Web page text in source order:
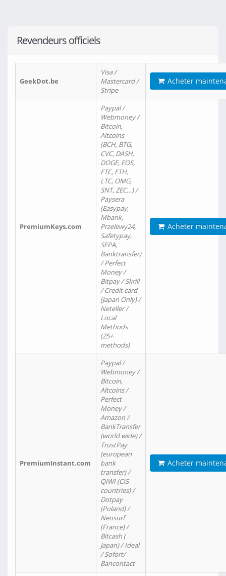
Revendeurs officiels
GeekDot.be
Visa /
Mastercard /
Stripe
Acheter
PremiumKeys.com
Paypal /
Webmoney /
Bitcoin,
Altcoins
(BCH, BTG,
CVC, DASH,
DOGE, EOS,
ETC, ETH,
LTC, OMG,
SNT, ZEC…) /
Paysera
(Easypay,
Mbank,
Przelewy24,
Safetypay,
SEPA,
Banktransfer)
/ Perfect
Money /
Bitpay / Skrill
/ Credit card
(Japan Only) /
Neteller /
Local
Methods
(25+
methods)
Acheter
PremiumInstant.com
Paypal /
Webmoney /
Bitcoin,
Altcoins /
Perfect
Money /
Amazon /
BankTransfer
(world wide) /
TrustPay
(european
bank
transfer) /
QIWI (CIS
countries) /
Dotpay
(Poland) /
Neosurf
(France) /
Bitcash (
Japan) / Ideal
/ Sofort/
Bancontact
Acheter